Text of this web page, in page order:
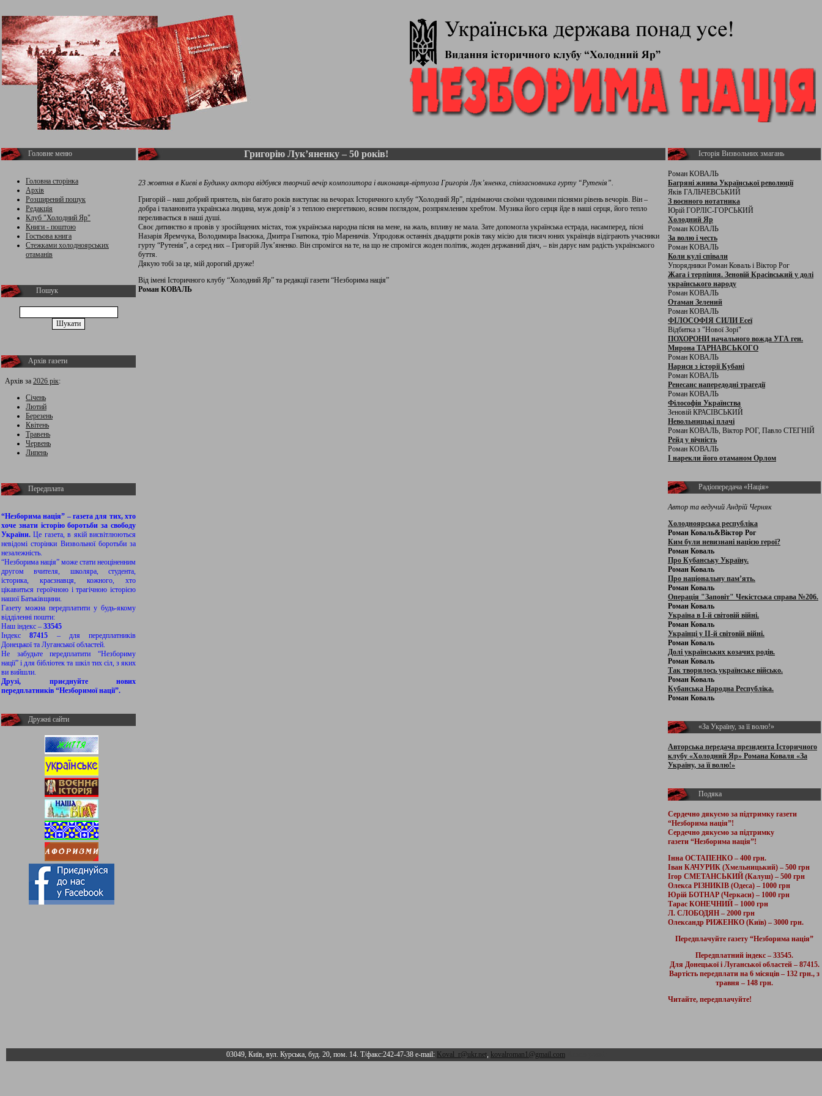
Головне меню
Головна сторінка
Архів
Розширений пошук
Редакція
Клуб "Холодний Яр"
Книги - поштою
Гостьова книга
Стежками холодноярських
отаманів
Пошук
Архів газети
Архів за 2026 рік:
Січень
Лютий
Березень
Квітень
Травень
Червень
Липень
Передплата
“Незборима нація” – газета для тих, хто
хоче знати історію боротьби за свободу
України.Це газета, в якій висвітлюються
невідомі сторінки Визвольної боротьби за
незалежність.
“Незборима нація” може стати неоціненним
другом вчителя, школяра, студента,
історика, краєзнавця, кожного, хто
цікавиться героїчною і трагічною історією
нашої Батьківщини.
Газету можна передплатити у будь-якому
відділенні пошти:
Наш індекс – 33545
Індекс87415 – для передплатників
Донецької та Луганської областей.
Не забудьте передплатити “Незбориму
нації” і для бібліотек та шкіл тих сіл, з яких
ви вийшли.
Друзі, приєднуйте нових
передплатників “Незборимої нації”.
Дружні сайти
Григорію Лук’яненку – 50 років!
23 жовтня в Києві в Будинку актора відбувся творчий вечір композитора і виконавця-віртуоза Григорія Лук’яненка, співзасновника гурту “Рутенія”.
Григорій – наш добрий приятель, він багато років виступає на вечорах Історичного клубу “Холодний Яр”, піднімаючи своїми чудовими піснями рівень вечорів. Він –
добра і талановита українська людина, муж довір’я з теплою енергетикою, ясним поглядом, розпрямленим хребтом. Музика його серця йде в наші серця, його тепло
переливається в наші душі.
Своє дитинство я провів у зросійщених містах, тож українська народна пісня на мене, на жаль, впливу не мала. Зате допомогла українська естрада, насамперед, пісні
Назарія Яремчука, Володимира Івасюка, Дмитра Гнатюка, тріо Мареничів. Упродовж останніх двадцяти років таку місію для тисяч юних українців відіграють учасники
гурту “Рутенія”, а серед них – Григорій Лук’яненко. Він спромігся на те, на що не спромігся жоден політик, жоден державний діяч, – він дарує нам радість українського
буття.
Дякую тобі за це, мій дорогий друже!
Від імені Історичного клубу “Холодний Яр” та редакції газети “Незборима нація”
Роман КОВАЛЬ
Історія Визвольних змагань
Роман КОВАЛЬ
Багряні жнива Української революції
Яків ГАЛЬЧЕВСЬКИЙ
З воєнного нотатника
Юрій ГОРЛІС-ГОРСЬКИЙ
Холодний Яр
Роман КОВАЛЬ
За волю і честь
Роман КОВАЛЬ
Коли кулі співали
Упорядники Роман Коваль і Віктор Рог
Жага і терпіння. Зеновій Красівський у долі
українського народу
Роман КОВАЛЬ
Отаман Зелений
Роман КОВАЛЬ
ФІЛОСОФІЯ СИЛИ Есеї
Відбитка з "Нової Зорі"
ПОХОРОНИ начального вожда УГА ген.
Мирона ТАРНАВСЬКОГО
Роман КОВАЛЬ
Нариси з історії Кубані
Роман КОВАЛЬ
Ренесанс напередодні трагедії
Роман КОВАЛЬ
Філософія Українства
Зеновій КРАСІВСЬКИЙ
Невольницькі плачі
Роман КОВАЛЬ, Віктор РОГ, Павло СТЕГНІЙ
Рейд у вічність
Роман КОВАЛЬ
І нарекли його отаманом Орлом
Радіопередача «Нація»
Автор та ведучий Андрій Черняк
Холодноярська республіка
Роман Коваль&Віктор Рог
Ким були невизнані нацією герої?
Роман Коваль
Про Кубанську Україну.
Роман Коваль
Про національну пам’ять.
Роман Коваль
Операція "Заповіт" Чекістська справа №206.
Роман Коваль
Україна в І-й світовій війні.
Роман Коваль
Українці у ІІ-й світовій війні.
Роман Коваль
Долі українських козачих родів.
Роман Коваль
Так творилось українське військо.
Роман Коваль
Кубанська Народна Республіка.
Роман Коваль
«За Україну, за її волю!»
Авторська передача президента Історичного
клубу «Холодний Яр» Романа Коваля «За
Україну, за її волю!»
Подяка
Сердечно дякуємо за підтримку газети
“Незборима нація”!
Сердечно дякуємо за підтримку
газети “Незборима нація”!
Інна ОСТАПЕНКО – 400 грн.
Іван КАЧУРИК (Хмельницький) – 500 грн
Ігор СМЕТАНСЬКИЙ (Калуш) – 500 грн
Олекса РІЗНИКІВ (Одеса) – 1000 грн
Юрій БОТНАР (Черкаси) – 1000 грн
Тарас КОНЕЧНИЙ – 1000 грн
Л. СЛОБОДЯН – 2000 грн
Олександр РИЖЕНКО (Київ) – 3000 грн.
Передплачуйте газету “Незборима нація”
Передплатний індекс – 33545.
Для Донецької і Луганської областей – 87415.
Вартість передплати на 6 місяців – 132 грн., з
травня – 148 грн.
Читайте, передплачуйте!
03049, Київ, вул. Курська, буд. 20, пом. 14. Т/факс:242-47-38 e-mail: Koval_r@ukr.net, kovalroman1@gmail.com